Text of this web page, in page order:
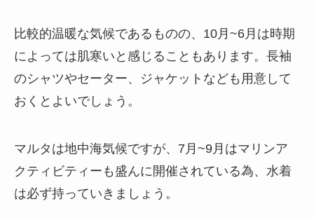
比較的温暖な気候であるものの、10月~6月は時期
によっては肌寒いと感じることもあります。長袖
のシャツやセーター、ジャケットなども用意して
おくとよいでしょう。
マルタは地中海気候ですが、7月~9月はマリンア
クティビティーも盛んに開催されている為、水着
は必ず持っていきましょう。